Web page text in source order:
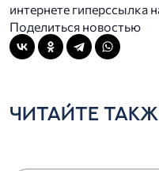
интернете гиперссылка
Поделиться новостью
ЧИТАЙТЕ